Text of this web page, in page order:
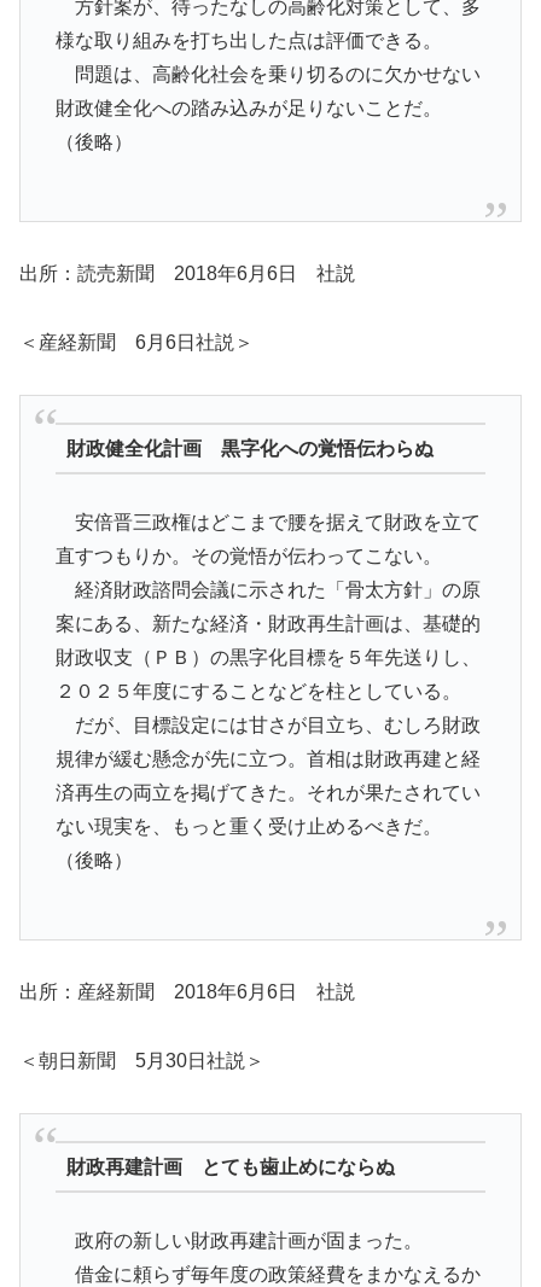
方針案が、待ったなしの高齢化対策として、多
様な取り組みを打ち出した点は評価できる。
問題は、高齢化社会を乗り切るのに欠かせない
財政健全化への踏み込みが足りないことだ。
（後略）
出所：読売新聞 2018年6月6日 社説
＜産経新聞 6月6日社説＞
財政健全化計画 黒字化への覚悟伝わらぬ
安倍晋三政権はどこまで腰を据えて財政を立て
直すつもりか。その覚悟が伝わってこない。
経済財政諮問会議に示された「骨太方針」の原
案にある、新たな経済・財政再生計画は、基礎的
財政収支（ＰＢ）の黒字化目標を５年先送りし、
２０２５年度にすることなどを柱としている。
だが、目標設定には甘さが目立ち、むしろ財政
規律が緩む懸念が先に立つ。首相は財政再建と経
済再生の両立を掲げてきた。それが果たされてい
ない現実を、もっと重く受け止めるべきだ。
（後略）
出所：産経新聞 2018年6月6日 社説
＜朝日新聞 5月30日社説＞
財政再建計画 とても歯止めにならぬ
政府の新しい財政再建計画が固まった。
借金に頼らず毎年度の政策経費をまかなえるか